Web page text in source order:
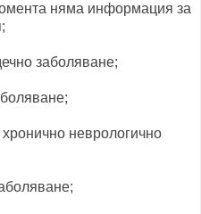
няма информация за
заболяване;
неврологично